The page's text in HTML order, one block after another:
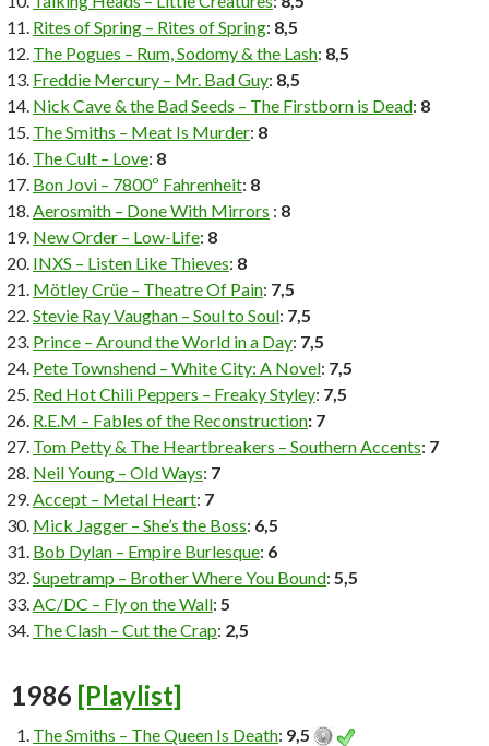
Rites of Spring – Rites of Spring: 8,5
The Pogues – Rum, Sodomy & the Lash: 8,5
Freddie Mercury – Mr. Bad Guy: 8,5
Nick Cave & the Bad Seeds – The Firstborn is Dead: 8
The Smiths – Meat Is Murder: 8
The Cult – Love: 8
Bon Jovi – 7800º Fahrenheit: 8
Aerosmith – Done With Mirrors : 8
New Order – Low-Life: 8
INXS – Listen Like Thieves: 8
Mötley Crüe – Theatre Of Pain: 7,5
Stevie Ray Vaughan – Soul to Soul: 7,5
Prince – Around the World in a Day: 7,5
Pete Townshend – White City: A Novel: 7,5
Red Hot Chili Peppers – Freaky Styley: 7,5
R.E.M – Fables of the Reconstruction: 7
Tom Petty & The Heartbreakers – Southern Accents: 7
Neil Young – Old Ways: 7
Accept – Metal Heart: 7
Mick Jagger – She’s the Boss: 6,5
Bob Dylan – Empire Burlesque: 6
Supetramp – Brother Where You Bound: 5,5
AC/DC – Fly on the Wall: 5
The Clash – Cut the Crap: 2,5
1986 [Playlist]
The Smiths – The Queen Is Death: 9,5